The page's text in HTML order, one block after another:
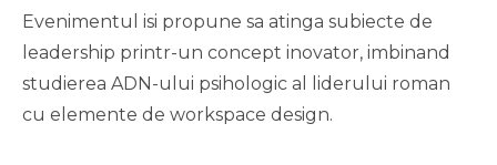
Evenimentul isi propune sa atinga subiecte de
leadership printr-un concept inovator, imbinand
studierea ADN-ului psihologic al liderului roman
cu elemente de workspace design.